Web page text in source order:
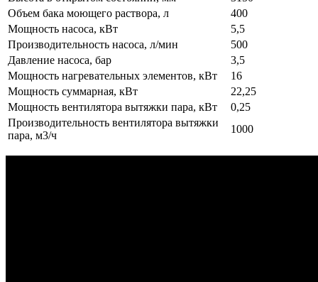
Объем бака моющего раствора, л
400
Мощность насоса, кВт
5,5
Производительность насоса, л/мин
500
Давление насоса, бар
3,5
Мощность нагревательных элементов, кВт
16
Мощность суммарная, кВт
22,25
Мощность вентилятора вытяжки пара, кВт
0,25
Производительность вентилятора вытяжки
пара, м3/ч
1000